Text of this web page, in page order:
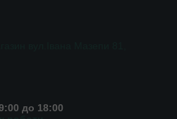
до 18:00